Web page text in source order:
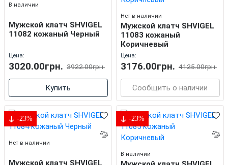
В наличии
Мужской клатч SHVIGEL
11082 кожаный Черный
Цена:
3020.00грн. 3922.00грн.
Купить
Нет в наличии
Мужской клатч SHVIGEL
11083 кожаный
Коричневый
Цена:
3176.00грн. 4125.00грн.
Сообщить о наличии
-23%
Нет в наличии
Мужской клатч SHVIGEL
-23%
В наличии